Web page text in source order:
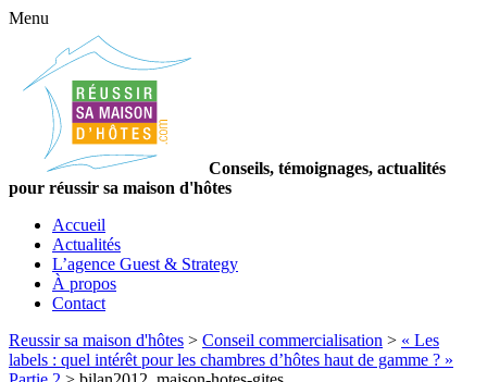
Menu
Conseils, témoignages, actualités
pour réussir sa maison d'hôtes
Accueil
Actualités
L’agence Guest & Strategy
À propos
Contact
Reussir sa maison d'hôtes > Conseil commercialisation > « Les
labels : quel intérêt pour les chambres d’hôtes haut de gamme ? »